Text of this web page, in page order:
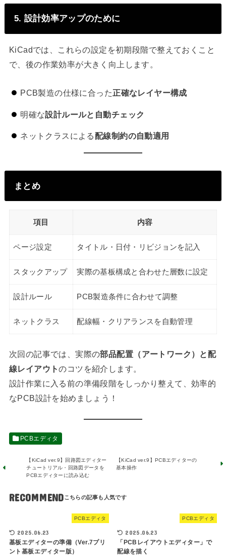
5. 設計効率アップのために
KiCadでは、これらの設定を初期段階で整えておくこと
で、後の作業効率が大きく向上します。
PCB製造の仕様に合った正確なレイヤー構成
明確な設計ルールと自動チェック
ネットクラスによる配線制約の自動適用
まとめ
項目 内容
ページ設定 タイトル・日付・リビジョンを記入
スタックアップ 実際の基板構成と合わせた層数に設定
設計ルール PCB製造条件に合わせて調整
ネットクラス 配線幅・クリアランスを自動管理
次回の記事では、実際の部品配置（アートワーク）と配
線レイアウトのコツを紹介します。
設計作業に入る前の準備段階をしっかり整えて、効率的
なPCB設計を始めましょう！
PCBエディタ
【KiCad ver.9】回路図エディター
チュートリアル・回路図データを
PCBエディターに読み込む
【KiCad ver.9】PCBエディターの
基本操作
RECOMMEND
PCBエディタ
2025.06.23
基板エディターの準備（Ver.7プリ
ント基板エディター版）
PCBエディタ
2025.06.23
「PCBレイアウトエディター」で
配線を描く